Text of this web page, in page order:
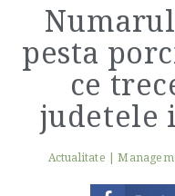
pesta
ce
judetele
Actualitate |